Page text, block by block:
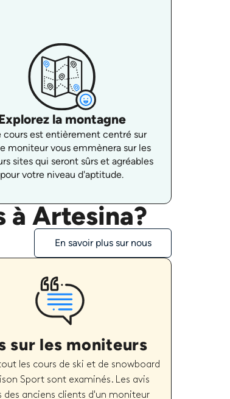
la montagne
cours est entièrement centré sur
moniteur vous emmènera sur les
sites qui seront sûrs et agréables
pour votre niveau d'aptitude.
à Artesina?
En savoir plus sur nous
sur les moniteurs
les cours de ski et de snowboard
Sport sont examinés. Les avis
des anciens clients d'un moniteur